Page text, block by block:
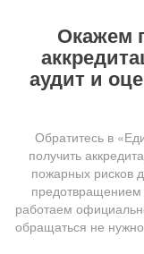
Окажем
аудит и
Обратитесь в
получить
пожарных рисков
работаем
обращаться не